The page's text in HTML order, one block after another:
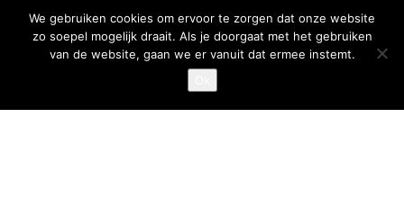
GEEF JE SMULSCORE
@: info@frituurcentrum.nl
Word ook smulfan en volg ons op
We gebruiken cookies om ervoor te zorgen dat onze website
zo soepel mogelijk draait. Als je doorgaat met het gebruiken
van de website, gaan we er vanuit dat ermee instemt.